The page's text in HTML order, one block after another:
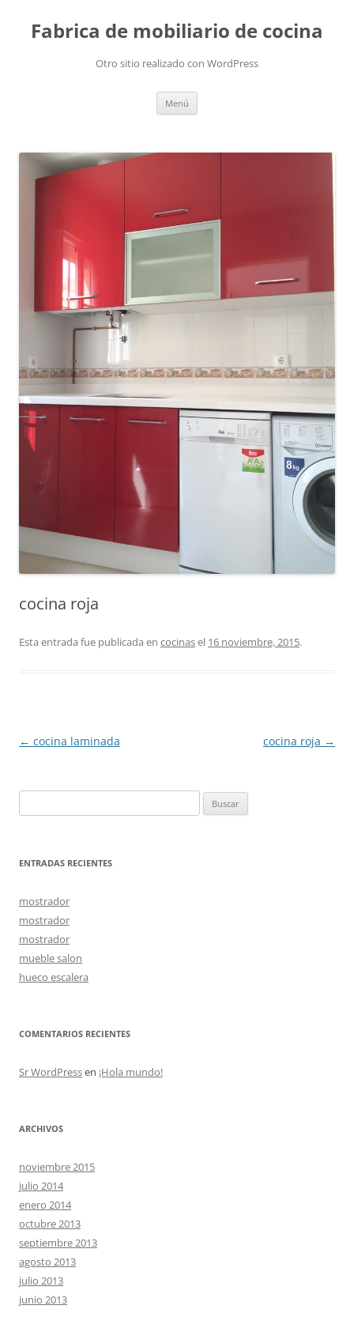
Fabrica de mobiliario de cocina
Otro sitio realizado con WordPress
Menú
cocina roja
Esta entrada fue publicada en cocinasel 16 noviembre, 2015.
Navegación
← cocina laminada cocina roja →
ENTRADAS RECIENTES
mostrador
mostrador
mostrador
mueble salon
hueco escalera
COMENTARIOS RECIENTES
Sr WordPressen ¡Hola mundo!
ARCHIVOS
noviembre 2015
julio 2014
enero 2014
octubre 2013
septiembre 2013
agosto 2013
julio 2013
junio 2013